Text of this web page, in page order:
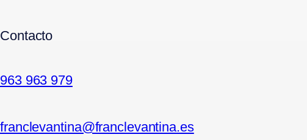
Contacto
963 963 979
franclevantina@franclevantina.es